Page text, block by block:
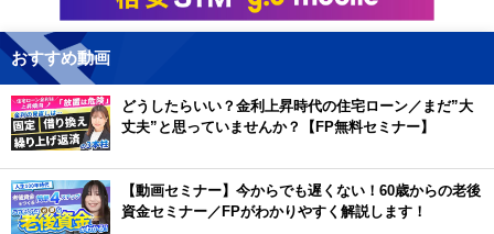
おすすめ動画
どうしたらいい？金利上昇時代の住宅ローン／まだ”大
丈夫”と思っていませんか？【FP無料セミナー】
【動画セミナー】今からでも遅くない！60歳からの老後
資金セミナー／FPがわかりやすく解説します！